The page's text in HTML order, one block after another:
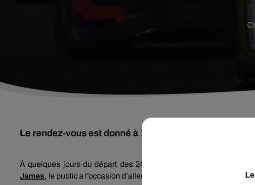
Le rendez-vous est donné à 18h à la terrasse des
À quelques jours du départ des 24 Heures du Mans, qui sera
James, le public a l’occasion d’aller à la rencontre des pilotes !